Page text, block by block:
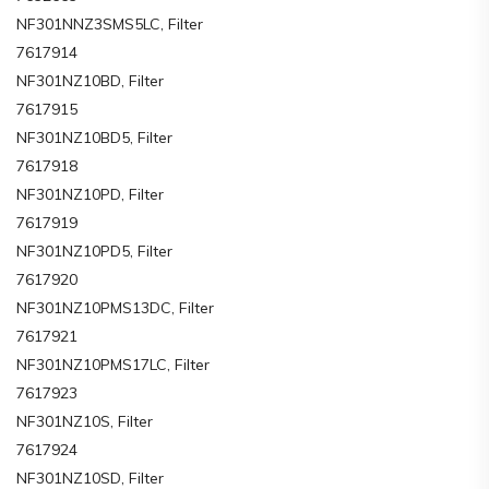
NF301NNZ3SMS5LC, Filter
7617914
NF301NZ10BD, Filter
7617915
NF301NZ10BD5, Filter
7617918
NF301NZ10PD, Filter
7617919
NF301NZ10PD5, Filter
7617920
NF301NZ10PMS13DC, Filter
7617921
NF301NZ10PMS17LC, Filter
7617923
NF301NZ10S, Filter
7617924
NF301NZ10SD, Filter